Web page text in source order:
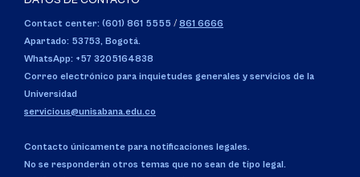
Contact center: (601) 861 5555 / 861 6666
Apartado: 53753, Bogotá.
WhatsApp: +57 3205164838
Correo electrónico para inquietudes generales y servicios de la
Universidad
servicious@unisabana.edu.co
Contacto únicamente para notificaciones legales.
No se responderán otros temas que no sean de tipo legal.